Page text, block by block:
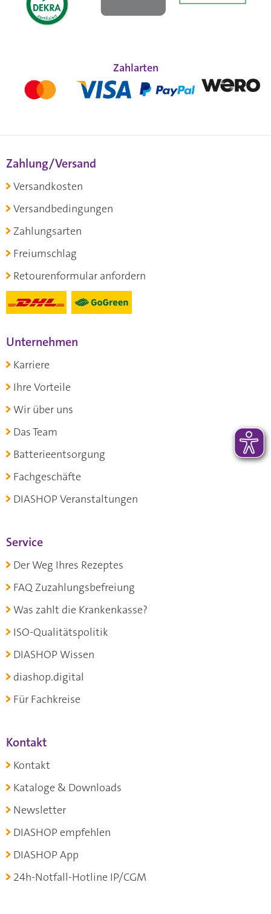
Zahlarten
Zahlung/Versand
Versandkosten
Versandbedingungen
Zahlungsarten
Freiumschlag
Retourenformular anfordern
Unternehmen
Karriere
Ihre Vorteile
Wir über uns
Das Team
Batterieentsorgung
Fachgeschäfte
DIASHOP Veranstaltungen
Service
Der Weg Ihres Rezeptes
FAQ Zuzahlungsbefreiung
Was zahlt die Krankenkasse?
ISO-Qualitätspolitik
DIASHOP Wissen
diashop.digital
Für Fachkreise
Kontakt
Kontakt
Kataloge & Downloads
Newsletter
DIASHOP empfehlen
DIASHOP App
24h-Notfall-Hotline IP/CGM